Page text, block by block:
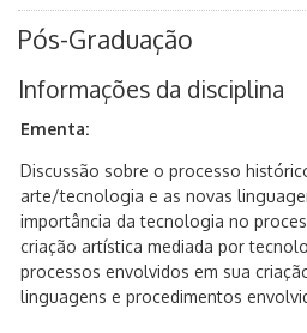
Pós-Graduação
Informações da disciplina
Ementa:
Discussão sobre o processo
arte/tecnologia e as novas
importância da tecnologia no
criação artística mediada por
processos envolvidos em sua
linguagens e procedimentos